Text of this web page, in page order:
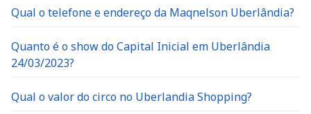
Qual o telefone e endereço da Maqnelson Uberlândia?
Quanto é o show do Capital Inicial em Uberlândia
24/03/2023?
Qual o valor do circo no Uberlandia Shopping?